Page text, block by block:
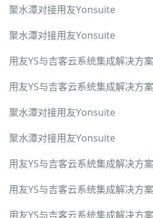
聚水潭对接用友Yonsuite
聚水潭对接用友Yonsuite
用友YS与吉客云系统集成解决方案
用友YS与吉客云系统集成解决方案
聚水潭对接用友Yonsuite
聚水潭对接用友Yonsuite
用友YS与吉客云系统集成解决方案
用友YS与吉客云系统集成解决方案
用友YS与吉客云系统集成解决方案